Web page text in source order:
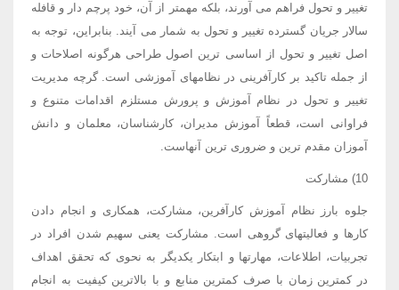
تغییر و تحول فراهم می آورند، بلکه مهمتر از آن، خود پرچم دار و قافله
سالار جریان گسترده تغییر و تحول به شمار می آیند. بنابراین، توجه به
اصل تغییر و تحول از اساسی ترین اصول طراحی هرگونه اصلاحات و
از جمله تاکید بر کارآفرینی در نظامهای آموزشی است. گرچه مدیریت
تغییر و تحول در نظام آموزش و پرورش مستلزم اقدامات متنوع و
فراوانی است، قطعاً آموزش مدیران، کارشناسان، معلمان و دانش
آموزان مقدم ترین و ضروری ترین آنهاست.
10) مشارکت
جلوه بارز نظام آموزش کارآفرین، مشارکت، همکاری و انجام دادن
کارها و فعالیتهای گروهی است. مشارکت یعنی سهیم شدن افراد در
تجربیات، اطلاعات، مهارتها و ابتکار یکدیگر به نحوی که تحقق اهداف
در کمترین زمان با صرف کمترین منابع و با بالاترین کیفیت به انجام